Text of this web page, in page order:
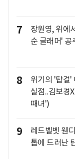
7
장원영, 위에
순 글래머' 공
8
위기의 '탑걸'
실점..김보경
때녀')
9
레드벨벳 웬
톱에 드러난